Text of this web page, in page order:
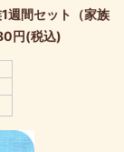
週間セット（家族
円(税込)